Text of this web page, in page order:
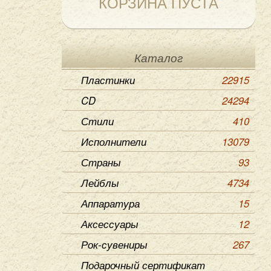
Каталог
Пластинки
22915
CD
24294
Стили
410
Исполнители
13079
Страны
93
Лейблы
4734
Аппаратура
15
Аксессуары
12
Рок-сувениры
267
Подарочный сертификат